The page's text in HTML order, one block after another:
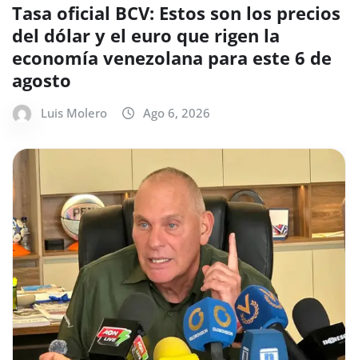
Tasa oficial BCV: Estos son los precios
del dólar y el euro que rigen la
economía venezolana para este 6 de
agosto
Luis Molero Ago 6, 2026